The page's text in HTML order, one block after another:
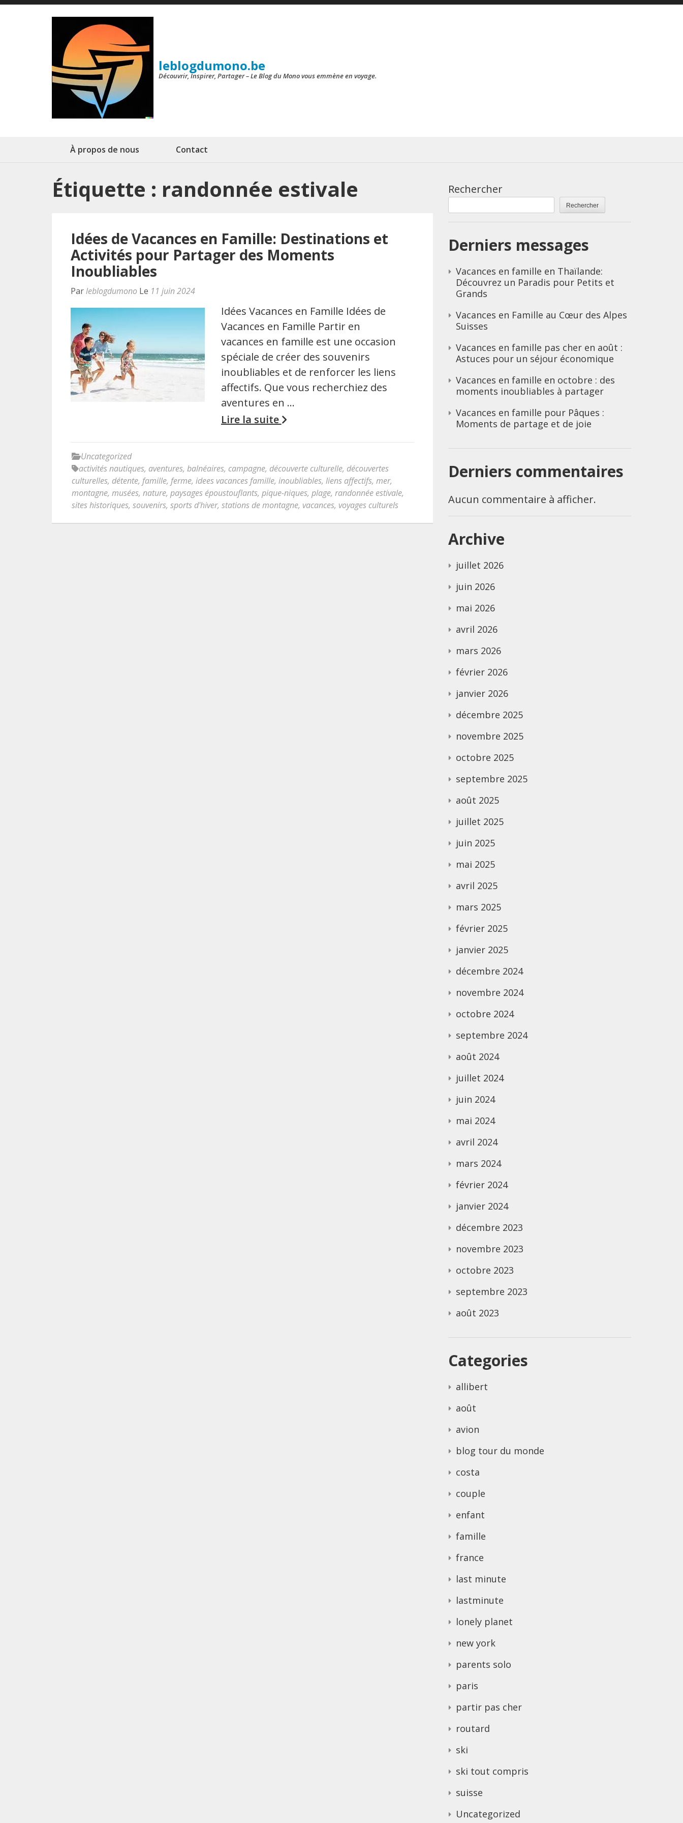
Aller
leblogdumono.be
Découvrir, Inspirer, Partager – Le Blog du Mono vous emmène en voyage.
À propos de nous Contact
Étiquette : randonnée estivale
Idées de Vacances en Famille: Destinations et
Activités pour Partager des Moments
Inoubliables
Parleblogdumono Le 11 juin 2024
Idées Vacances en Famille Idées de
Vacances en Famille Partir en
vacances en famille est une occasion
spéciale de créer des souvenirs
inoubliables et de renforcer les liens
affectifs. Que vous recherchiez des
aventures en …
Lire la suite
Uncategorized
activités nautiques, aventures, balnéaires, campagne, découverte culturelle, découvertes
culturelles, détente, famille, ferme, idees vacances famille, inoubliables, liens affectifs, mer,
montagne, musées, nature, paysages époustouflants, pique-niques, plage, randonnée estivale,
sites historiques, souvenirs, sports d'hiver, stations de montagne, vacances, voyages culturels
Rechercher
Rechercher
Derniers messages
Vacances en famille en Thaïlande:
Découvrez un Paradis pour Petits et
Grands
Vacances en Famille au Cœur des Alpes
Suisses
Vacances en famille pas cher en août :
Astuces pour un séjour économique
Vacances en famille en octobre : des
moments inoubliables à partager
Vacances en famille pour Pâques :
Moments de partage et de joie
Derniers commentaires
Aucun commentaire à afficher.
Archive
juillet 2026
juin 2026
mai 2026
avril 2026
mars 2026
février 2026
janvier 2026
décembre 2025
novembre 2025
octobre 2025
septembre 2025
août 2025
juillet 2025
juin 2025
mai 2025
avril 2025
mars 2025
février 2025
janvier 2025
décembre 2024
novembre 2024
octobre 2024
septembre 2024
août 2024
juillet 2024
juin 2024
mai 2024
avril 2024
mars 2024
février 2024
janvier 2024
décembre 2023
novembre 2023
octobre 2023
septembre 2023
août 2023
Categories
allibert
août
avion
blog tour du monde
costa
couple
enfant
famille
france
last minute
lastminute
lonely planet
new york
parents solo
paris
partir pas cher
routard
ski
ski tout compris
suisse
Uncategorized